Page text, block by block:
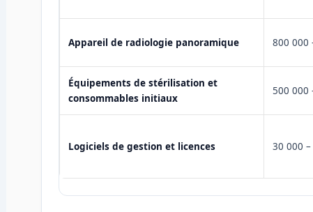
Appareil de radiologie panoramique 800 000
Équipements de stérilisation et
consommables initiaux
500 000
Logiciels de gestion et licences 30 000